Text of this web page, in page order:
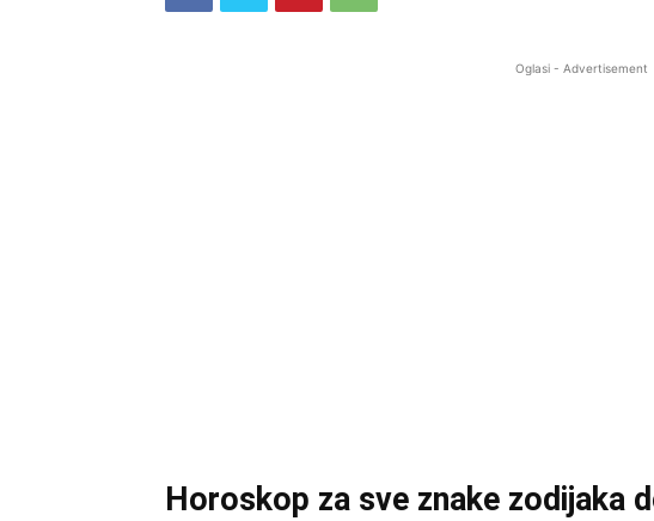
Oglasi - Advertisement
Horoskop za sve znake zodijaka